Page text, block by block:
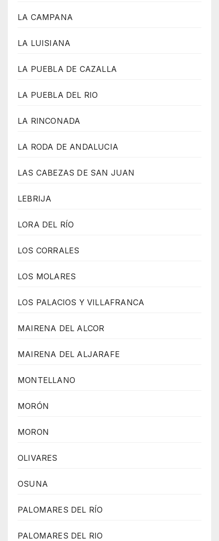
LA CAMPANA
LA LUISIANA
LA PUEBLA DE CAZALLA
LA PUEBLA DEL RIO
LA RINCONADA
LA RODA DE ANDALUCIA
LAS CABEZAS DE SAN JUAN
LEBRIJA
LORA DEL RÍO
LOS CORRALES
LOS MOLARES
LOS PALACIOS Y VILLAFRANCA
MAIRENA DEL ALCOR
MAIRENA DEL ALJARAFE
MONTELLANO
MORÓN
MORON
OLIVARES
OSUNA
PALOMARES DEL RÍO
PALOMARES DEL RIO